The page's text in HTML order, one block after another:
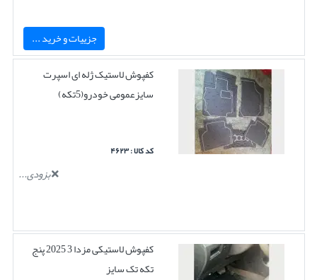
جزییات و خرید ...
کفپوش لاستیک ژله ای اسپرت
سایزعمومی خودرو(5تکه)
کد کالا : ۴۶۲۳
بزودی...
کفپوش لاستیکی مزدا 3 2025 پنج
تکه تک سایز